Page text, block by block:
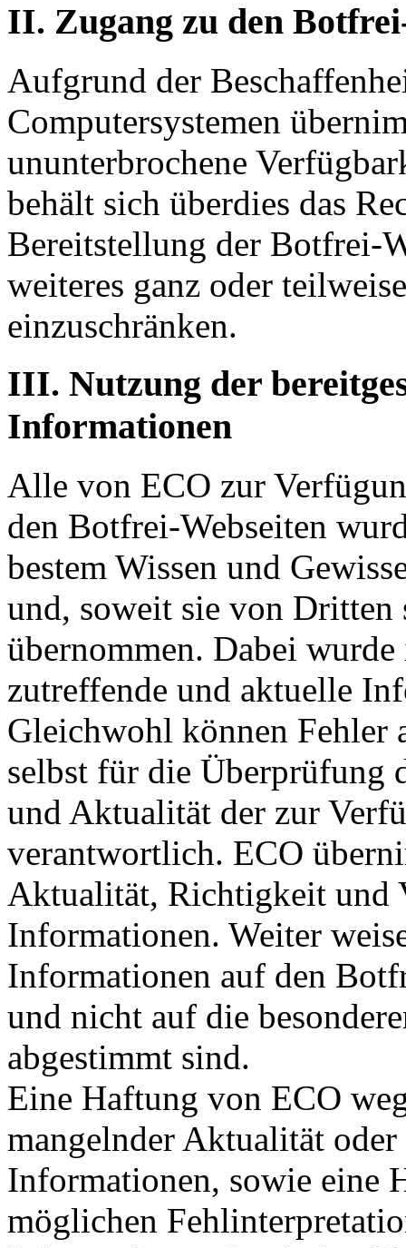
II. Zugang zu den
Aufgrund der
Computersystemen
ununterbrochene
behält sich überdies das
Bereitstellung der Botfrei-
weiteres ganz oder
einzuschränken.
III. Nutzung der
Informationen
Alle von ECO zur
den Botfrei-Webseiten
bestem Wissen und
und, soweit sie von Dritten
übernommen. Dabei
zutreffende und aktuelle
Gleichwohl können Fehler
selbst für die Überprüfung
und Aktualität der zur
verantwortlich. ECO
Aktualität, Richtigkeit und
Informationen. Weiter
Informationen auf den
und nicht auf die
abgestimmt sind.
Eine Haftung von ECO
mangelnder Aktualität
Informationen, sowie eine
möglichen